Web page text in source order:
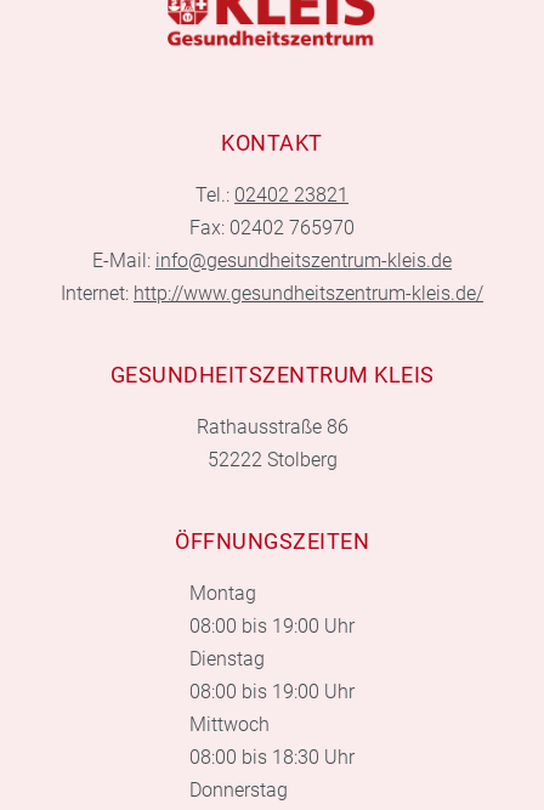
KONTAKT
Tel.: 02402 23821
Fax: 02402 765970
E-Mail: info@gesundheitszentrum-kleis.de
Internet: http://www.gesundheitszentrum-kleis.de/
GESUNDHEITSZENTRUM KLEIS
Rathausstraße 86
52222 Stolberg
ÖFFNUNGSZEITEN
Montag
08:00 bis 19:00 Uhr
Dienstag
08:00 bis 19:00 Uhr
Mittwoch
08:00 bis 18:30 Uhr
Donnerstag